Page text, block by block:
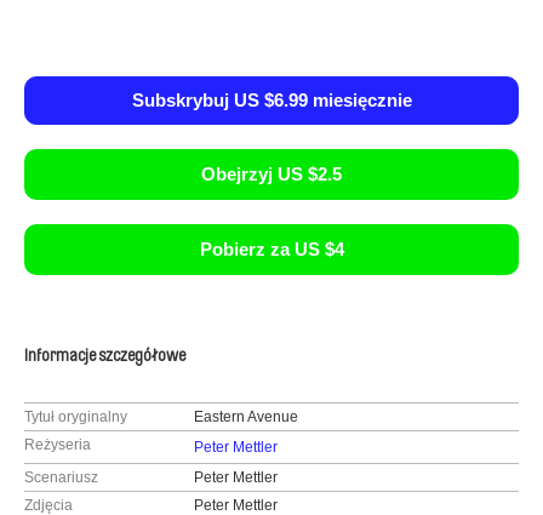
Subskrybuj US $6.99 miesięcznie
Obejrzyj US $2.5
Pobierz za US $4
Informacje szczegółowe
Tytuł oryginalny
Eastern Avenue
Reżyseria
Peter Mettler
Scenariusz
Peter Mettler
Zdjęcia
Peter Mettler